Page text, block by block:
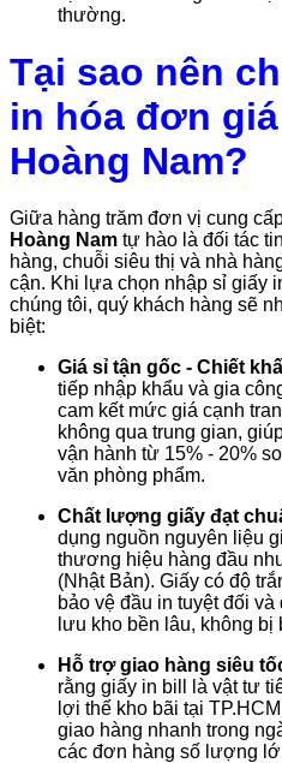
thường.
Tại sao nên
in hóa đơn
Hoàng Nam?
Giữa hàng trăm đơn vị cung
Hoàng Nam tự hào là đối tác
hàng, chuỗi siêu thị và nhà
cận. Khi lựa chọn nhập sỉ giấy
chúng tôi, quý khách hàng sẽ
biệt:
Giá sỉ tận gốc - Chiết
tiếp nhập khẩu và gia
cam kết mức giá cạnh
không qua trung gian,
vận hành từ 15% - 20%
văn phòng phẩm.
Chất lượng giấy đạt
dụng nguồn nguyên liệu
thương hiệu hàng đầu
(Nhật Bản). Giấy có độ
bảo vệ đầu in tuyệt đối
lưu kho bền lâu, không bị
Hỗ trợ giao hàng siêu
rằng giấy in bill là vật tư
lợi thế kho bãi tại
giao hàng nhanh trong
các đơn hàng số lượng